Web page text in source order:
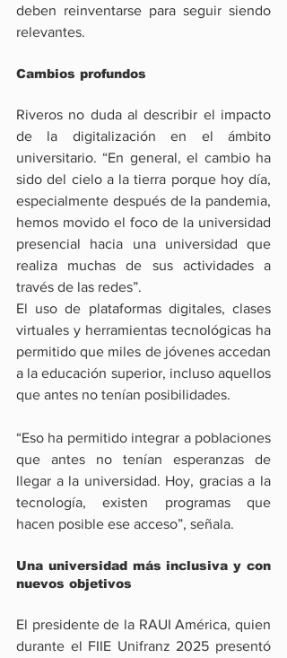
deben reinventarse para seguir siendo
relevantes.
Cambios profundos
Riveros no duda al describir el impacto
de la digitalización en el ámbito
universitario. “En general, el cambio ha
sido del cielo a la tierra porque hoy día,
especialmente después de la pandemia,
hemos movido el foco de la universidad
presencial hacia una universidad que
realiza muchas de sus actividades a
través de las redes”.
El uso de plataformas digitales, clases
virtuales y herramientas tecnológicas ha
permitido que miles de jóvenes accedan
a la educación superior, incluso aquellos
que antes no tenían posibilidades.
“Eso ha permitido integrar a poblaciones
que antes no tenían esperanzas de
llegar a la universidad. Hoy, gracias a la
tecnología, existen programas que
hacen posible ese acceso”, señala.
Una universidad más inclusiva y con
nuevos objetivos
El presidente de la RAUI América, quien
durante el FIIE Unifranz 2025 presentó